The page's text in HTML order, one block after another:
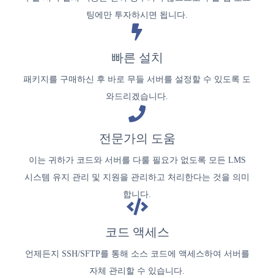
팅에만 투자하시면 됩니다.
빠른 설치
패키지를 구매하신 후 바로 무들 서버를 설정할 수 있도록 도
와드리겠습니다.
전문가의 도움
이는 귀하가 코드와 서버를 다룰 ​​필요가 없도록 모든 LMS
시스템 유지 관리 및 지원을 관리하고 처리한다는 것을 의미
합니다.
코드 액세스
언제든지 SSH/SFTP를 통해 소스 코드에 액세스하여 서버를
자체 관리할 수 있습니다.